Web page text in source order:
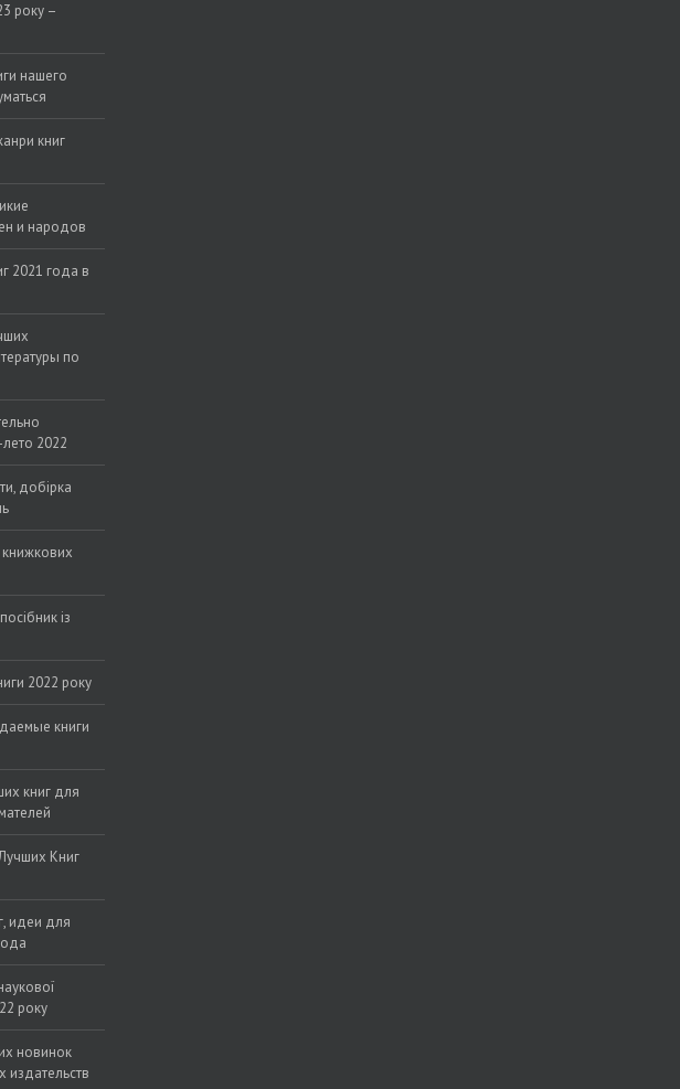
року –
нашего
книг
и народов
2021 года в
по
2022
добірка
із
2022 року
книги
книг для
Книг
идеи для
року
новинок
издательств